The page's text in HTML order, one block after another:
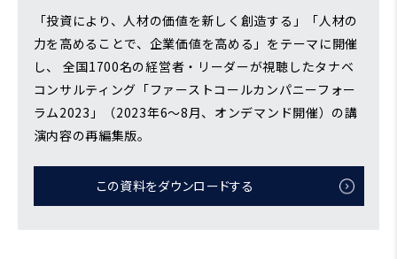
「投資により、人材の価値を新しく創造する」「人材の
力を高めることで、企業価値を高める」をテーマに開催
し、 全国1700名の経営者・リーダーが視聴したタナベ
コンサルティング「ファーストコールカンパニーフォー
ラム2023」（2023年6～8月、オンデマンド開催）の講
演内容の再編集版。
この資料をダウンロードする